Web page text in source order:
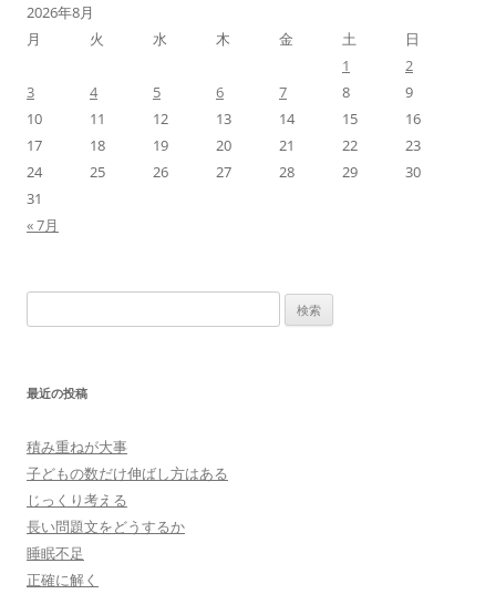
2026年8月
月
火 水 木 金 土
日
1
2
3
4 5 6 7 8
9
10
11 12 13 14 15
16
17
18 19 20 21 22
23
24
25 26 27 28 29
30
31
« 7月
索:
最近の投稿
積み重ねが大事
子どもの数だけ伸ばし方はある
じっくり考える
長い問題文をどうするか
睡眠不足
正確に解く